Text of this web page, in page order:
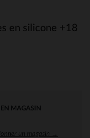
en silicone +18
MAGASIN
un magasin →